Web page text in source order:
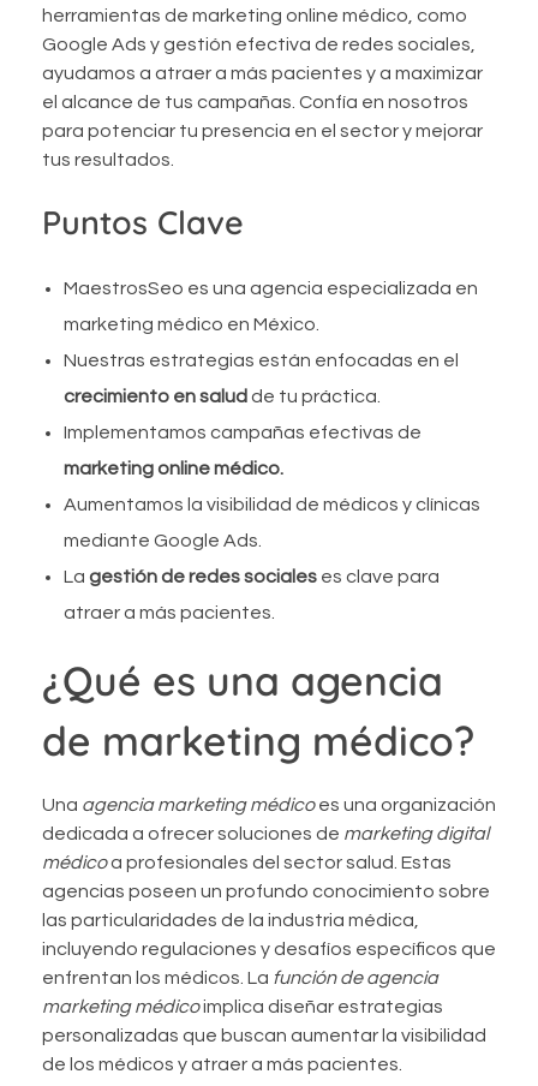
herramientas de marketing online médico, como
Google Ads y gestión efectiva de redes sociales,
ayudamos a atraer a más pacientes y a maximizar
el alcance de tus campañas. Confía en nosotros
para potenciar tu presencia en el sector y mejorar
tus resultados.
Puntos Clave
MaestrosSeo es una agencia especializada en
marketing médico en México.
Nuestras estrategias están enfocadas en el
crecimiento en salud de tu práctica.
Implementamos campañas efectivas de
marketing online médico.
Aumentamos la visibilidad de médicos y clínicas
mediante Google Ads.
La gestión de redes socialeses clave para
atraer a más pacientes.
¿Qué es una agencia
de marketing médico?
Una agencia marketing médicoes una organización
dedicada a ofrecer soluciones de marketing digital
médicoa profesionales del sector salud. Estas
agencias poseen un profundo conocimiento sobre
las particularidades de la industria médica,
incluyendo regulaciones y desafíos específicos que
enfrentan los médicos. La función de agencia
marketing médicoimplica diseñar estrategias
personalizadas que buscan aumentar la visibilidad
de los médicos y atraer a más pacientes.